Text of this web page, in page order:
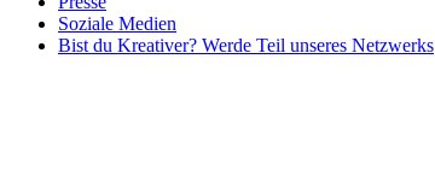
Soziale Medien
Bist du Kreativer? Werde Teil unseres Netzwerks